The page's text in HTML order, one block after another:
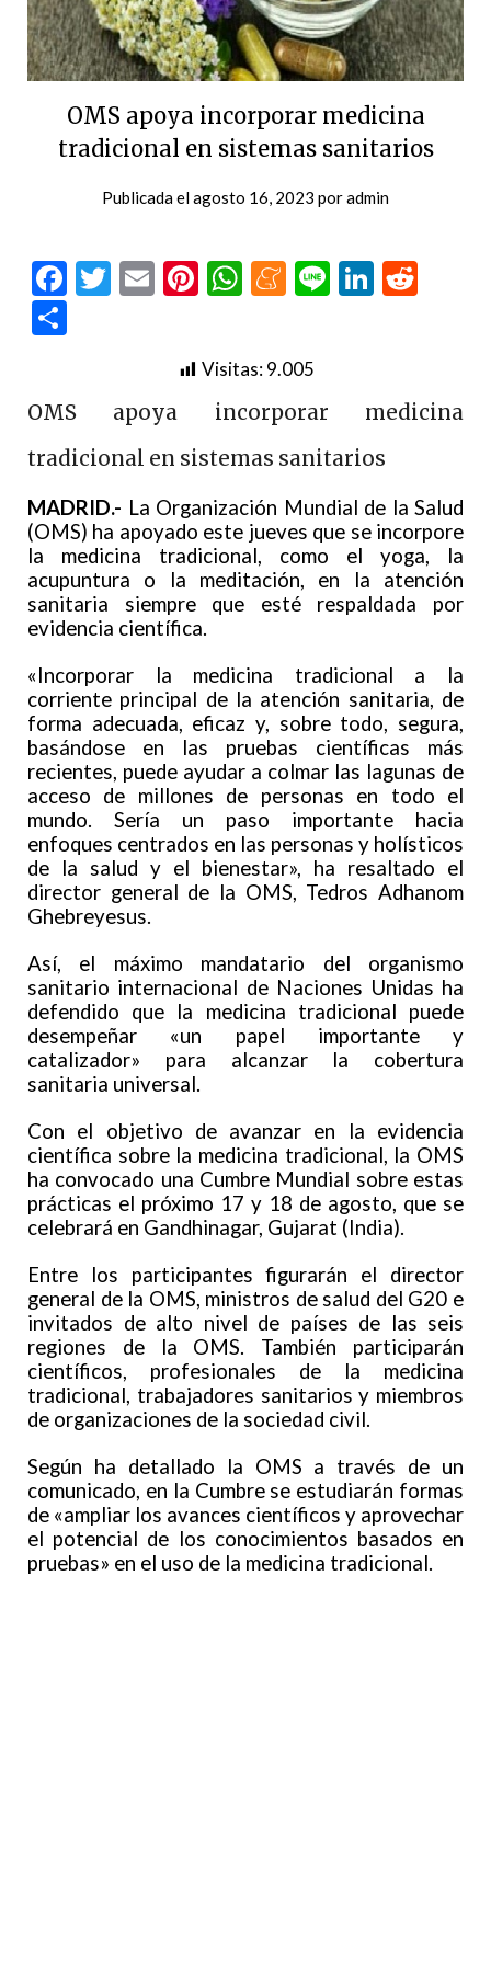
OMS apoya incorporar medicina
tradicional en sistemas sanitarios
Publicada elagosto 16, 2023 poradmin
Facebook
Twitter
EmailPinterest
WhatsApp
Meneame
Line
Visitas:9.005
OMS apoya incorporar medicina
tradicional en sistemas sanitarios
MADRID.- La Organización Mundial de la Salud
(OMS) ha apoyado este jueves que se incorpore
la medicina tradicional, como el yoga, la
acupuntura o la meditación, en la atención
sanitaria siempre que esté respaldada por
evidencia científica.
«Incorporar la medicina tradicional a la
corriente principal de la atención sanitaria, de
forma adecuada, eficaz y, sobre todo, segura,
basándose en las pruebas científicas más
recientes, puede ayudar a colmar las lagunas de
acceso de millones de personas en todo el
mundo. Sería un paso importante hacia
enfoques centrados en las personas y holísticos
de la salud y el bienestar», ha resaltado el
director general de la OMS, Tedros Adhanom
Ghebreyesus.
Así, el máximo mandatario del organismo
sanitario internacional de Naciones Unidas ha
defendido que la medicina tradicional puede
desempeñar «un papel importante y
catalizador» para alcanzar la cobertura
sanitaria universal.
Con el objetivo de avanzar en la evidencia
científica sobre la medicina tradicional, la OMS
ha convocado una Cumbre Mundial sobre estas
prácticas el próximo 17 y 18 de agosto, que se
celebrará en Gandhinagar, Gujarat (India).
Entre los participantes figurarán el director
general de la OMS, ministros de salud del G20 e
invitados de alto nivel de países de las seis
regiones de la OMS. También participarán
científicos, profesionales de la medicina
tradicional, trabajadores sanitarios y miembros
de organizaciones de la sociedad civil.
Según ha detallado la OMS a través de un
comunicado, en la Cumbre se estudiarán formas
de «ampliar los avances científicos y aprovechar
el potencial de los conocimientos basados en
pruebas» en el uso de la medicina tradicional.